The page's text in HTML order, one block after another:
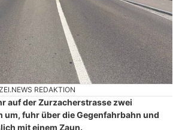
REDAKTION
auf der Zurzacherstrasse zwei
fuhr über die Gegenfahrbahn und
mit einem Zaun.